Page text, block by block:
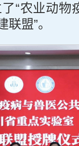
“农业动物
盟”。